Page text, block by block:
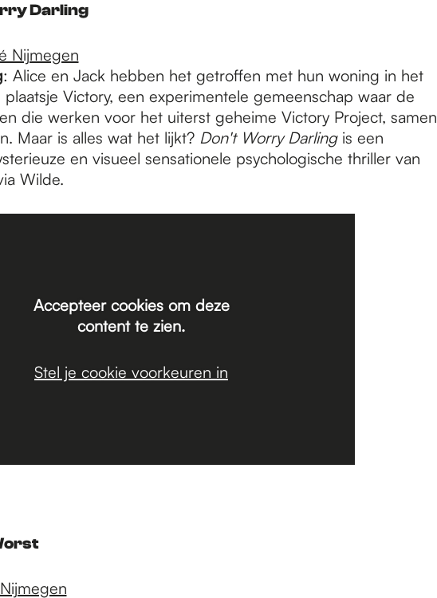
Darling
Nijmegen
: Alice en Jack hebben het getroffen met hun woning in het
Victory, een experimentele gemeenschap waar de
die werken voor het uiterst geheime Victory Project, samen
Maar is alles wat het lijkt? Don't Worry Darlingis een
en visueel sensationele psychologische thriller van
Wilde.
Accepteer cookies om deze
content te zien.
Stel je cookie voorkeuren in